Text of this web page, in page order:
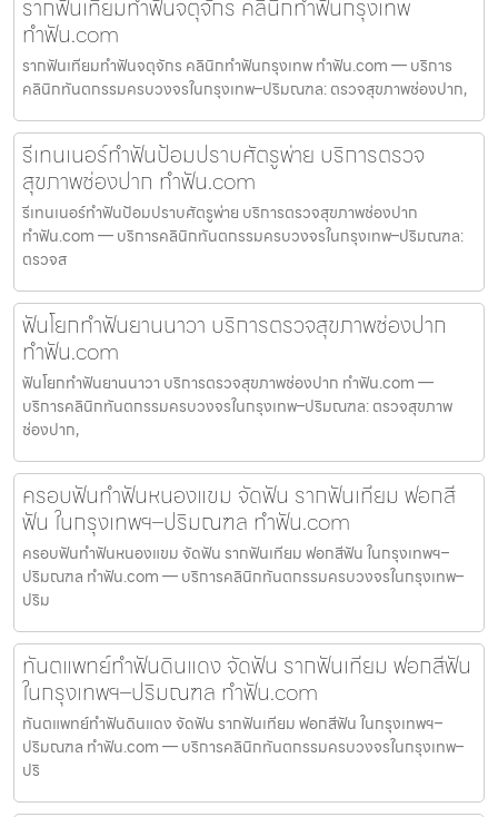
รากฟันเทียมทำฟันจตุจักร คลินิกทำฟันกรุงเทพ
ทำฟัน.com
รากฟันเทียมทำฟันจตุจักร คลินิกทำฟันกรุงเทพ ทำฟัน.com — บริการ
คลินิกทันตกรรมครบวงจรในกรุงเทพ–ปริมณฑล: ตรวจสุขภาพช่องปาก,
รีเทนเนอร์ทำฟันป้อมปราบศัตรูพ่าย บริการตรวจ
สุขภาพช่องปาก ทำฟัน.com
รีเทนเนอร์ทำฟันป้อมปราบศัตรูพ่าย บริการตรวจสุขภาพช่องปาก
ทำฟัน.com — บริการคลินิกทันตกรรมครบวงจรในกรุงเทพ–ปริมณฑล:
ตรวจส
ฟันโยกทำฟันยานนาวา บริการตรวจสุขภาพช่องปาก
ทำฟัน.com
ฟันโยกทำฟันยานนาวา บริการตรวจสุขภาพช่องปาก ทำฟัน.com —
บริการคลินิกทันตกรรมครบวงจรในกรุงเทพ–ปริมณฑล: ตรวจสุขภาพ
ช่องปาก,
ครอบฟันทำฟันหนองแขม จัดฟัน รากฟันเทียม ฟอกสี
ฟัน ในกรุงเทพฯ–ปริมณฑล ทำฟัน.com
ครอบฟันทำฟันหนองแขม จัดฟัน รากฟันเทียม ฟอกสีฟัน ในกรุงเทพฯ–
ปริมณฑล ทำฟัน.com — บริการคลินิกทันตกรรมครบวงจรในกรุงเทพ–
ปริม
ทันตแพทย์ทำฟันดินแดง จัดฟัน รากฟันเทียม ฟอกสีฟัน
ในกรุงเทพฯ–ปริมณฑล ทำฟัน.com
ทันตแพทย์ทำฟันดินแดง จัดฟัน รากฟันเทียม ฟอกสีฟัน ในกรุงเทพฯ–
ปริมณฑล ทำฟัน.com — บริการคลินิกทันตกรรมครบวงจรในกรุงเทพ–
ปริ